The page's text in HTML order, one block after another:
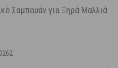
Σαμπουάν για Ξηρά Μαλλιά